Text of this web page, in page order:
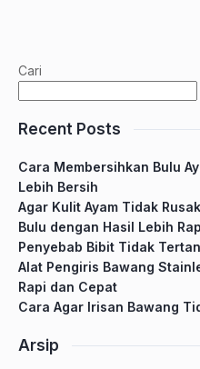
Cari
Recent Posts
Cara Membersihkan Bulu
Lebih Bersih
Agar Kulit Ayam Tidak
Bulu dengan Hasil Lebih
Penyebab Bibit Tidak
Alat Pengiris Bawang
Rapi dan Cepat
Cara Agar Irisan Bawang
Arsip